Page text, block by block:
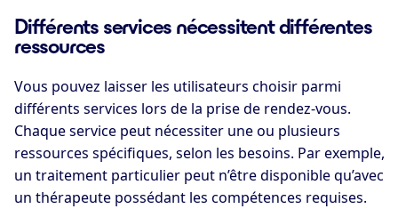
Différents services nécessitent différentes
ressources
Vous pouvez laisser les utilisateurs choisir parmi
différents services lors de la prise de rendez-vous.
Chaque service peut nécessiter une ou plusieurs
ressources spécifiques, selon les besoins. Par exemple,
un traitement particulier peut n’être disponible qu’avec
un thérapeute possédant les compétences requises.